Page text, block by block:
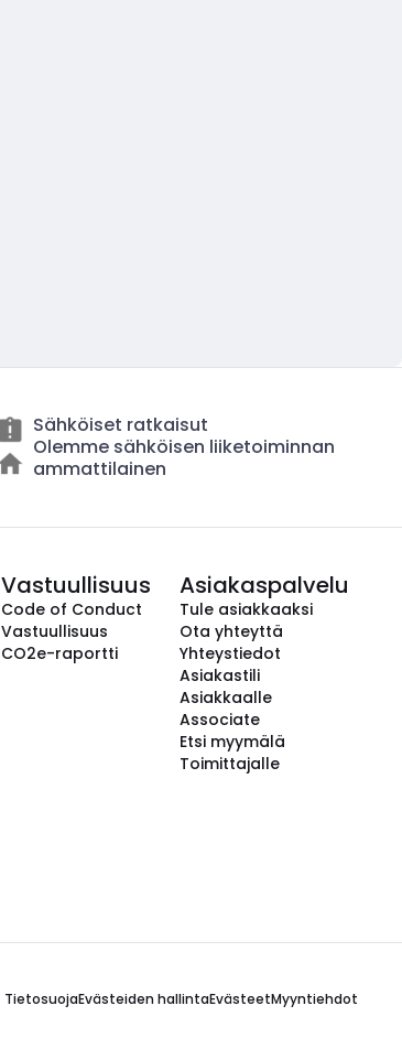
Sähköiset ratkaisut
Olemme sähköisen liiketoiminnan
ammattilainen
Vastuullisuus
Code of Conduct
Vastuullisuus
CO2e-raportti
Asiakaspalvelu
Tule asiakkaaksi
Ota yhteyttä
Yhteystiedot
Asiakastili
Asiakkaalle
Associate
Etsi myymälä
Toimittajalle
TietosuojaEvästeiden hallintaEvästeetMyyntiehdot